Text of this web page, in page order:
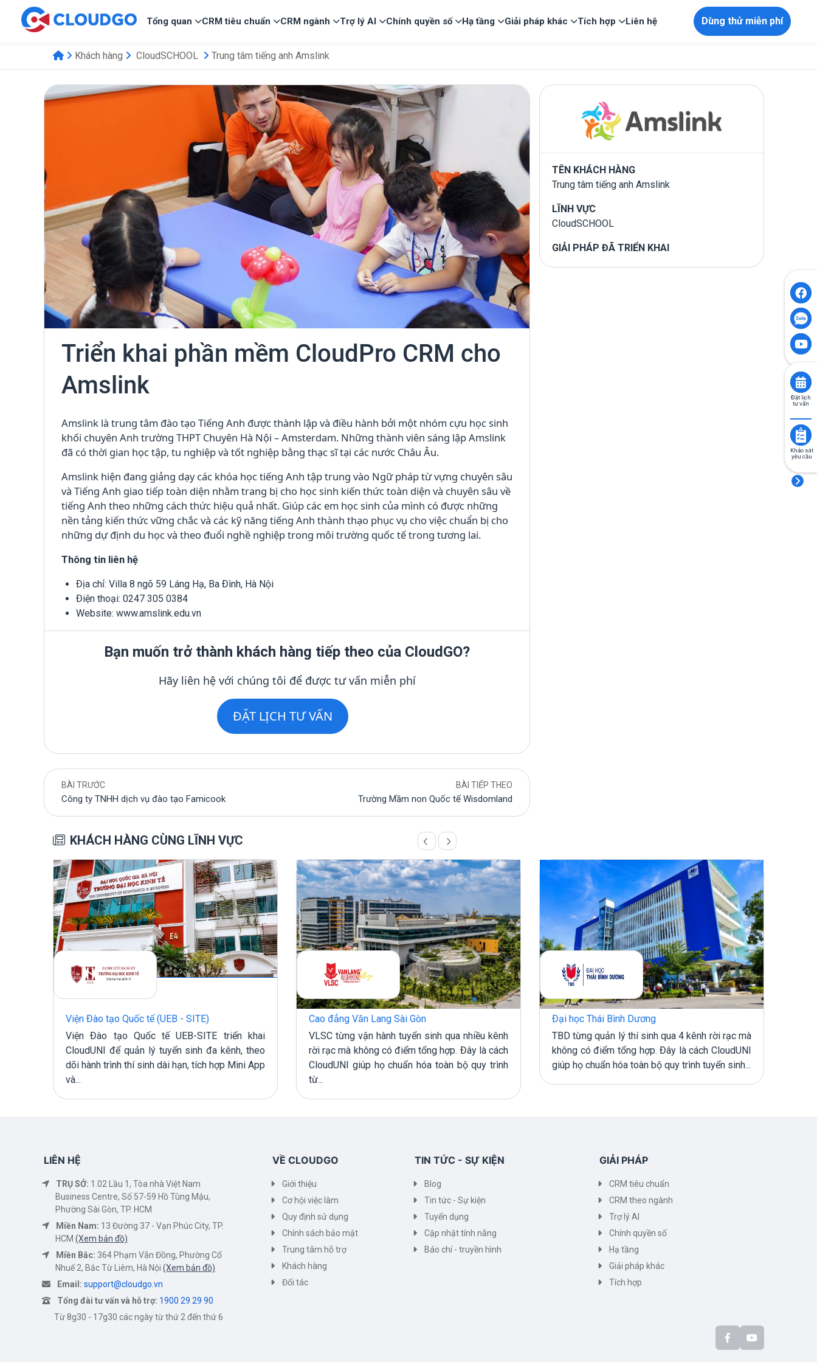
Tổng quan CRM tiêu chuẩn CRM ngành Trợ lý AI Chính quyền số Hạ tầng Giải pháp khác Tích hợp Liên hệ Dùng thử miễn phí
Khách hàng CloudSCHOOL Trung tâm tiếng anh Amslink
Triển khai phần mềm CloudPro CRM cho
Amslink
Amslink là trung tâm đào tạo Tiếng Anh được thành lập và điều hành bởi một nhóm cựu học sinh
khối chuyên Anh trường THPT Chuyên Hà Nội – Amsterdam. Những thành viên sáng lập Amslink
đã có thời gian học tập, tu nghiệp và tốt nghiệp bằng thạc sĩ tại các nước Châu Âu.
Amslink hiện đang giảng dạy các khóa học tiếng Anh tập trung vào Ngữ pháp từ vựng chuyên sâu
và Tiếng Anh giao tiếp toàn diện nhằm trang bị cho học sinh kiến ​​thức toàn diện và chuyên sâu về
tiếng Anh theo những cách thức hiệu quả nhất. Giúp các em học sinh của mình có được những
nền tảng kiến thức vững chắc và các kỹ năng tiếng Anh thành thạo phục vụ cho việc chuẩn bị cho
những dự định du học và theo đuổi nghề nghiệp trong môi trường quốc tế trong tương lai.
Thông tin liên hệ
Địa chỉ: Villa 8 ngõ 59 Láng Hạ, Ba Đình, Hà Nội
Điện thoại: 0247 305 0384
Website: www.amslink.edu.vn
Bạn muốn trở thành khách hàng tiếp theo của CloudGO?
Hãy liên hệ với chúng tôi để được tư vấn miễn phí
ĐẶT LỊCH TƯ VẤN
BÀI TRƯỚC
Công ty TNHH dịch vụ đào tạo Famicook
BÀI TIẾP THEO
Trường Mầm non Quốc tế Wisdomland
TÊN KHÁCH HÀNG
Trung tâm tiếng anh Amslink
LĨNH VỰC
CloudSCHOOL
GIẢI PHÁP ĐÃ TRIỂN KHAI
KHÁCH HÀNG CÙNG LĨNH VỰC
Viện Đào tạo Quốc tế (UEB - SITE)
Viện Đào tạo Quốc tế UEB-SITE triển khai
CloudUNI để quản lý tuyển sinh đa kênh, theo
dõi hành trình thí sinh dài hạn, tích hợp Mini App
và...
Cao đẳng Văn Lang Sài Gòn
VLSC từng vận hành tuyển sinh qua nhiều kênh
rời rạc mà không có điểm tổng hợp. Đây là cách
CloudUNI giúp họ chuẩn hóa toàn bộ quy trình
từ...
Đại học Thái Bình Dương
TBD từng quản lý thí sinh qua 4 kênh rời rạc mà
không có điểm tổng hợp. Đây là cách CloudUNI
giúp họ chuẩn hóa toàn bộ quy trình tuyển sinh...
Đặt lịch
tư vấn
Khảo sát
yêu cầu
LIÊN HỆ
TRỤ SỞ: 1.02 Lầu 1, Tòa nhà Việt Nam
Business Centre, Số 57-59 Hồ Tùng Mậu,
Phường Sài Gòn, TP. HCM
Miền Nam: 13 Đường 37 - Vạn Phúc City, TP.
HCM(Xem bản đồ)
Miền Bắc: 364 Phạm Văn Đồng, Phường Cổ
Nhuế 2, Bắc Từ Liêm, Hà Nội(Xem bản đồ)
Email: support@cloudgo.vn
Tổng đài tư vấn và hỗ trợ: 1900 29 29 90
Từ 8g30 - 17g30 các ngày từ thứ 2 đến thứ 6
VỀ CLOUDGO
Giới thiệu
Cơ hội việc làm
Quy định sử dụng
Chính sách bảo mật
Trung tâm hỗ trợ
Khách hàng
Đối tác
TIN TỨC - SỰ KIỆN
Blog
Tin tức - Sự kiện
Tuyển dụng
Cập nhật tính năng
Báo chí - truyền hình
GIẢI PHÁP
CRM tiêu chuẩn
CRM theo ngành
Trợ lý AI
Chính quyền số
Hạ tầng
Giải pháp khác
Tích hợp